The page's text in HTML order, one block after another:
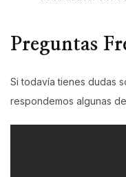
Preguntas
Si todavía tienes dudas
respondemos algunas